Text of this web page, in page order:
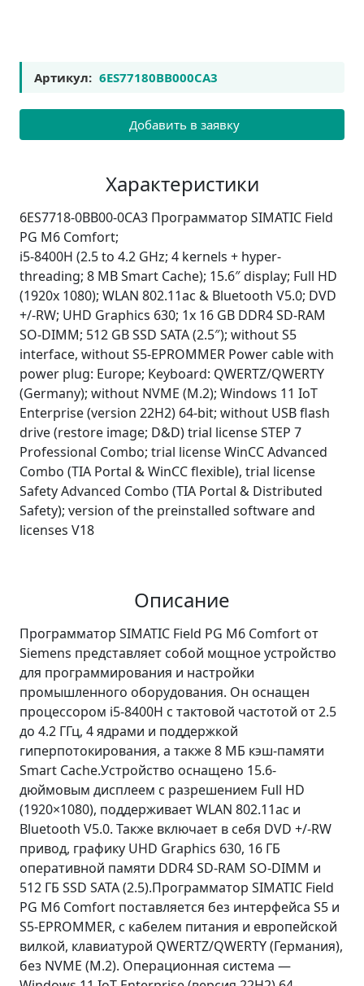
Артикул: 6ES77180BB000CA3
Добавить в заявку
Характеристики
6ES7718-0BB00-0CA3 Программатор SIMATIC Field
PG M6 Comfort;
i5-8400H (2.5 to 4.2 GHz; 4 kernels + hyper-
threading; 8 MB Smart Cache); 15.6″ display; Full HD
(1920x 1080); WLAN 802.11ac & Bluetooth V5.0; DVD
+/-RW; UHD Graphics 630; 1x 16 GB DDR4 SD-RAM
SO-DIMM; 512 GB SSD SATA (2.5″); without S5
interface, without S5-EPROMMER Power cable with
power plug: Europe; Keyboard: QWERTZ/QWERTY
(Germany); without NVME (M.2); Windows 11 IoT
Enterprise (version 22H2) 64-bit; without USB flash
drive (restore image; D&D) trial license STEP 7
Professional Combo; trial license WinCC Advanced
Combo (TIA Portal & WinCC flexible), trial license
Safety Advanced Combo (TIA Portal & Distributed
Safety); version of the preinstalled software and
licenses V18
Описание
Программатор SIMATIC Field PG M6 Comfort от
Siemens представляет собой мощное устройство
для программирования и настройки
промышленного оборудования. Он оснащен
процессором i5-8400H с тактовой частотой от 2.5
до 4.2 ГГц, 4 ядрами и поддержкой
гиперпотокирования, а также 8 МБ кэш-памяти
Smart Cache.Устройство оснащено 15.6-
дюймовым дисплеем с разрешением Full HD
(1920×1080), поддерживает WLAN 802.11ac и
Bluetooth V5.0. Также включает в себя DVD +/-RW
привод, графику UHD Graphics 630, 16 ГБ
оперативной памяти DDR4 SD-RAM SO-DIMM и
512 ГБ SSD SATA (2.5).Программатор SIMATIC Field
PG M6 Comfort поставляется без интерфейса S5 и
S5-EPROMMER, с кабелем питания и европейской
вилкой, клавиатурой QWERTZ/QWERTY (Германия),
без NVME (M.2). Операционная система —